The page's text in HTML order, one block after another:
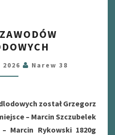
ZAWODÓW
PODLODOWYCH
Narew 38
został Grzegorz
– Marcin Szczubelek
Marcin Rykowski 1820g